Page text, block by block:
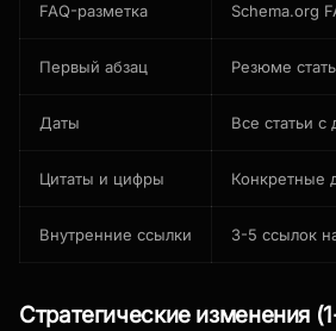
FAQ-разметка Schema.org
Первый абзац Резюме
Даты Все статьи с
Цитаты и цифры Конкретные
Внутренние ссылки 3-5 ссылок
Стратегические изменения